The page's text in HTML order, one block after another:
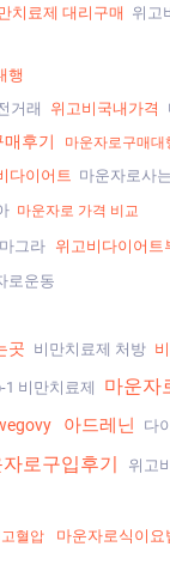
치료제 대리구매 위고
행
거래 위고비국내가격
매후기 마운자로구매대
다이어트 마운자로사
마운자로 가격 비교
그라 위고비다이어트
로운동
곳 비만치료제 처방
1 비만치료제 마운자
아드레닌 다
로구입후기 위고
혈압 마운자로식이요